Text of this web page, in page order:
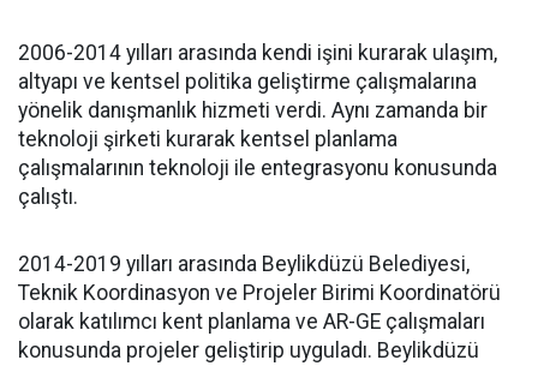
2006-2014 yılları arasında kendi işini kurarak ulaşım,
altyapı ve kentsel politika geliştirme çalışmalarına
yönelik danışmanlık hizmeti verdi. Aynı zamanda bir
teknoloji şirketi kurarak kentsel planlama
çalışmalarının teknoloji ile entegrasyonu konusunda
çalıştı.
2014-2019 yılları arasında Beylikdüzü Belediyesi,
Teknik Koordinasyon ve Projeler Birimi Koordinatörü
olarak katılımcı kent planlama ve AR-GE çalışmaları
konusunda projeler geliştirip uyguladı. Beylikdüzü